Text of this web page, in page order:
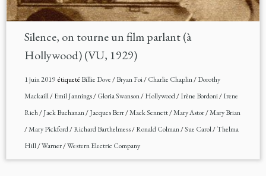
Silence, on tourne un film parlant (à
Hollywood) (VU, 1929)
1 juin 2019étiqueté Billie Dove/Bryan Foi/Charlie Chaplin/Dorothy
Mackaill/Emil Jannings/Gloria Swanson/Hollywood/Irène Bordoni/Irene
Rich/Jack Buchanan/Jacques Berr/Mack Sennett/Mary Astor/Mary Brian
/Mary Pickford/Richard Barthelmess/Ronald Colman/Sue Carol/Thelma
Hill/Warner/Western Electric Company